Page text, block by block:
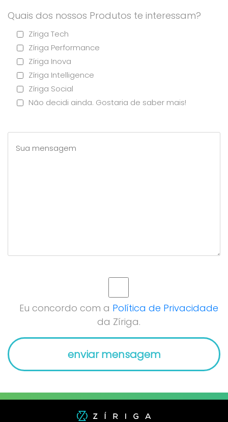
Quais dos nossos Produtos te interessam?
Zíriga Tech
Zíriga Performance
Zíriga Inova
Zíriga Intelligence
Zíriga Social
Não decidi ainda. Gostaria de saber mais!
Eu concordo com a Política de Privacidade
da Zíriga.